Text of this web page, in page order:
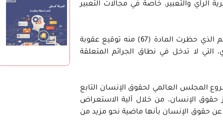
الرأي والتعبير، خاصة في مجالات التعبير
أيضاً فإن الحكم الصادر ضد “صابر” يتنافى مع ما هو منصوص عليه في الدستور القائم الذي حظرت المادة (67) منه توقيع عقوبة
التي لا تدخل في نطاق الجرائم المتعلقة
المجلس العالمي لحقوق الإنسان التابع
حقوق الإنسان، من خلال آلية الاستعراض
حقوق الإنسان بأنها ماضية نحو مزيد من